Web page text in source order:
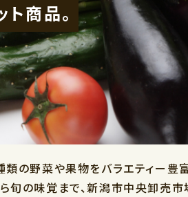
商品。
類の野菜や果物をバラエティー豊
旬の味覚まで、新潟市中央卸売